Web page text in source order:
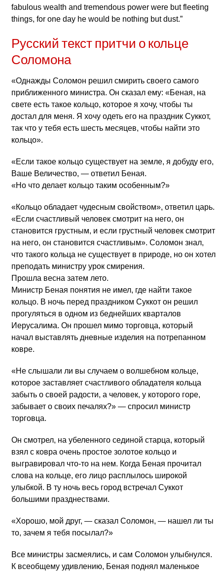
fabulous wealth and tremendous power were but fleeting
things, for one day he would be nothing but dust.”
Русский текст притчи о кольце
Соломона
«Однажды Соломон решил смирить своего самого
приближенного министра. Он сказал ему: «Беная, на
свете есть такое кольцо, которое я хочу, чтобы ты
достал для меня. Я хочу одеть его на праздник Суккот,
так что у тебя есть шесть месяцев, чтобы найти это
кольцо».
«Если такое кольцо существует на земле, я добуду его,
Ваше Величество, — ответил Беная.
«Но что делает кольцо таким особенным?»
«Кольцо обладает чудесным свойством», ответил царь.
«Если счастливый человек смотрит на него, он
становится грустным, и если грустный человек смотрит
на него, он становится счастливым». Соломон знал,
что такого кольца не существует в природе, но он хотел
преподать министру урок смирения.
Прошла весна затем лето.
Министр Беная понятия не имел, где найти такое
кольцо. В ночь перед праздником Суккот он решил
прогуляться в одном из беднейших кварталов
Иерусалима. Он прошел мимо торговца, который
начал выставлять дневные изделия на потрепанном
ковре.
«Не слышали ли вы случаем о волшебном кольце,
которое заставляет счастливого обладателя кольца
забыть о своей радости, а человек, у которого горе,
забывает о своих печалях?» — спросил министр
торговца.
Он смотрел, на убеленного сединой старца, который
взял с ковра очень простое золотое кольцо и
выгравировал что-то на нем. Когда Беная прочитал
слова на кольце, его лицо расплылось широкой
улыбкой. В ту ночь весь город встречал Суккот
большими празднествами.
«Хорошо, мой друг, — сказал Соломон, — нашел ли ты
то, зачем я тебя посылал?»
Все министры засмеялись, и сам Соломон улыбнулся.
К всеобщему удивлению, Беная поднял маленькое